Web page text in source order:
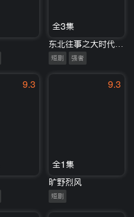
全3集
东北往事之大时代第二季
短剧 强者
9.3 9.3
全1集
旷野烈风
短剧